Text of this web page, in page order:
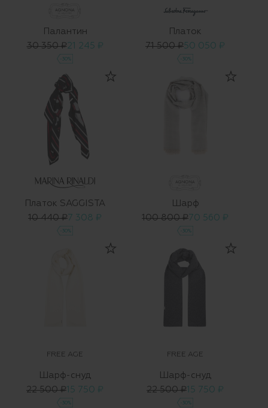
Палантин
30 350 ₽21 245 ₽
-30%
Платок
71 500 ₽50 050 ₽
-30%
Платок SAGGISTA
10 440 ₽7 308 ₽
-30%
Шарф
100 800 ₽70 560 ₽
-30%
FREE AGE
Шарф-снуд
22 500 ₽15 750 ₽
-30%
FREE AGE
Шарф-снуд
22 500 ₽15 750 ₽
-30%